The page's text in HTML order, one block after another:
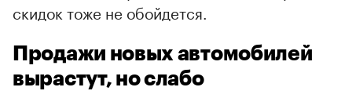
скидок тоже не обойдется.
Продажи новых автомобилей
вырастут, но слабо